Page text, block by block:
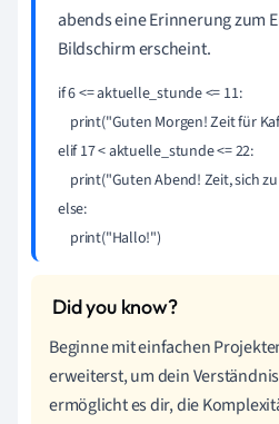
abends eine Erinnerung zum
Bildschirm erscheint.
if 6 <= aktuelle_stunde <= 11:
print("Guten Morgen! Zeit für
elif 17 < aktuelle_stunde <= 22:
print("Guten Abend! Zeit, sich
else:
    print("Hallo!")
Beginne mit einfachen
erweiterst, um dein
ermöglicht es dir, die